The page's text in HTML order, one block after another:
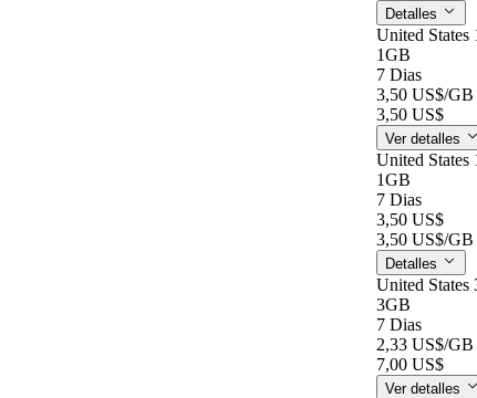
Detalles
United States
1GB
7 Dias
3,50 US$/GB
3,50 US$
Ver detalles
United States
1GB
7 Dias
3,50 US$
3,50 US$/GB
Detalles
United
3GB
7 Dias
2,33 US$/GB
7,00 US$
Ver detalles